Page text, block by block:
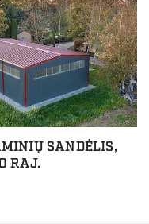
SANDĖLIS,
RAJ.